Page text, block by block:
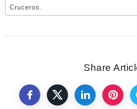
Cruceros.
Share